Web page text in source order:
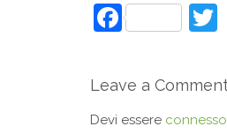
Leave a
Devi essere connesso